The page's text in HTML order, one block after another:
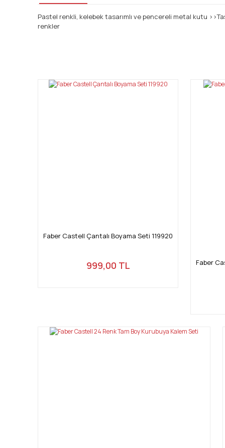
Pastel renkli, kelebek tasarımlı ve pencereli metal kutu
renkler
Bu ürünün fiyat bilgisi, resim, ürün açıklamalarında ve
Ürün resmi kalitesiz, bozuk veya görüntülenemiyor.
Faber Castell Çantalı Boyama Seti 119920
999,00 TL Faber